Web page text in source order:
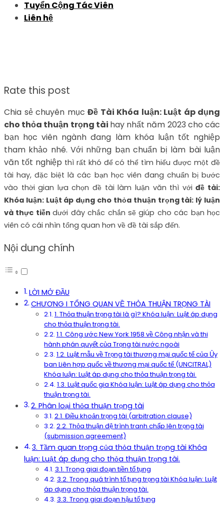
Tuyển Cộng Tác Viên
Liên hệ
Rate this post
Chia sẻ chuyên mục Đề Tài Khóa luận: Luật áp dụng
cho thỏa thuận trọng tài hay nhất năm 2023 cho các
bạn học viên ngành đang làm khóa luận tốt nghiệp
tham khảo nhé. Với những bạn chuẩn bị làm bài luận
văn tốt nghiệp thì rất khó để có thể tìm hiểu được một đề
tài hay, đặc biệt là các bạn học viên đang chuẩn bị bước
vào thời gian lựa chọn đề tài làm luận văn thì vớiđề tài:
Khóa luận: Luật áp dụng cho thỏa thuận trọng tài: lý luận
và thực tiễn dưới đây chắc chắn sẽ giúp cho các bạn học
viên có cái nhìn tổng quan hơn về đề tài sắp đến.
Nội dung chính
LỜI MỞ ĐẦU
CHƯƠNG I TỔNG QUAN VỀ THỎA THUẬN TRỌNG TÀI
1. Thỏa thuận trọng tài là gì? Khóa luận: Luật áp dụng
cho thỏa thuận trọng tài.
1.1. Công ước New York 1958 về Công nhận và thi
hành phán quyết của Trọng tài nước ngoài
1.2. Luật mẫu về Trọng tài thương mại quốc tế của Ủy
ban Liên hợp quốc về thương mại quốc tế (UNCITRAL)
Khóa luận: Luật áp dụng cho thỏa thuận trọng tài.
1.3. Luật quốc gia Khóa luận: Luật áp dụng cho thỏa
thuận trọng tài.
2. Phân loại thỏa thuận trọng tài
2.1. Điều khoản trọng tài (arbitration clause)
2.2. Thỏa thuận đệ trình tranh chấp lên trọng tài
(submission agreement)
3. Tầm quan trọng của thỏa thuận trọng tài Khóa
luận: Luật áp dụng cho thỏa thuận trọng tài.
3.1. Trong giai đoạn tiền tố tụng
3.2. Trong quá trình tố tụng trọng tài Khóa luận: Luật
áp dụng cho thỏa thuận trọng tài.
3.3. Trong giai đoạn hậu tố tụng